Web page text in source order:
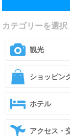
カテゴリーを選択
観光
ショッピン
ホテル
アクセス・